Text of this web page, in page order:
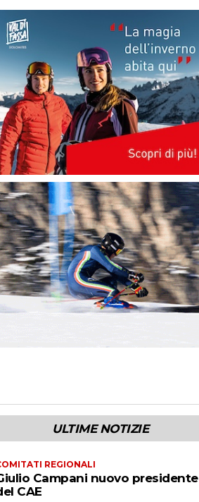
ULTIME NOTIZIE
REGIONALI
Campani nuovo presidente
CAE